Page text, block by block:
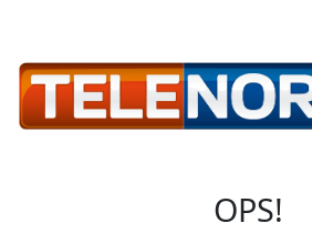
OPS!